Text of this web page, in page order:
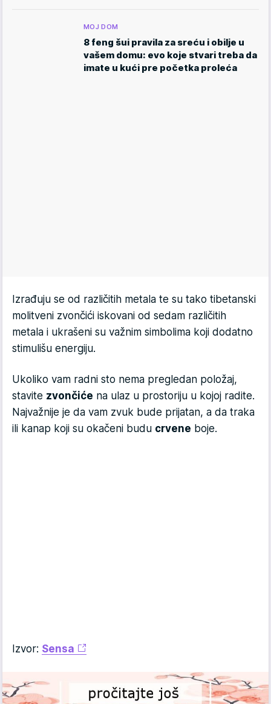
MOJ DOM
8 feng šui pravila za sreću i obilje u
vašem domu: evo koje stvari treba da
imate u kući pre početka proleća
Izrađuju se od različitih metala te su tako tibetanski
molitveni zvončići iskovani od sedam različitih
metala i ukrašeni su važnim simbolima koji dodatno
stimulišu energiju.
Ukoliko vam radni sto nema pregledan položaj,
stavite zvončiće na ulaz u prostoriju u kojoj radite.
Najvažnije je da vam zvuk bude prijatan, a da traka
ili kanap koji su okačeni budu crvene boje.
Izvor: Sensa